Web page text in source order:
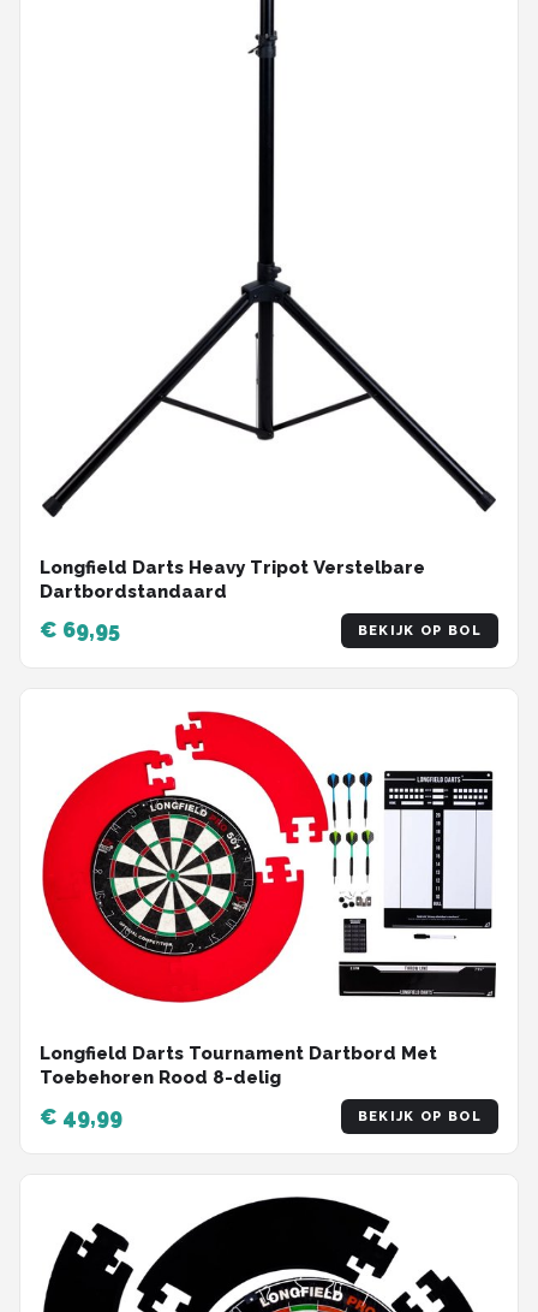
Longfield Darts Heavy Tripot Verstelbare
Dartbordstandaard
€ 69,95 BEKIJK OP BOL
Longfield Darts Tournament Dartbord Met
Toebehoren Rood 8-delig
€ 49,99 BEKIJK OP BOL